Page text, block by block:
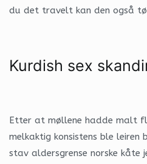
du det travelt kan den også
Kurdish sex
Etter at møllene hadde malt
melkaktig konsistens ble
stav aldersgrense norske kåte